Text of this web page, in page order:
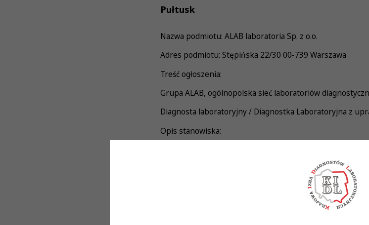
Pułtusk
Nazwa podmiotu: ALAB laboratoria Sp. z o.o.
Adres podmiotu: Stępińska 22/30 00-739 Warszawa
Treść ogłoszenia:
Grupa ALAB, ogólnopolska sieć laboratoriów
Diagnosta laboratoryjny / Diagnostka Laboratoryjna z
Opis stanowiska:
• wykonywanie badań laboratoryjnych z zakresu
autoryzacja • obsługa aparatury i systemów
prowadzenie i nadzór nad dokumentacją laboratoryjną
• czynne Prawo Wykonywania Zawodu Diagnosty
jednak nie są wymagane. Istnieje możliwość